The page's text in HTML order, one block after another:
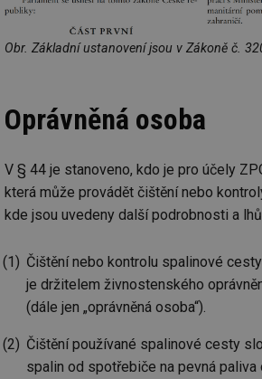
Obr. Základní ustanovení jsou v Zákoně č.
Oprávněná osoba
V § 44 je stanoveno, kdo je pro účely
která může provádět čištění nebo
kde jsou uvedeny další podrobnosti a
Čištění nebo kontrolu spalinové
je držitelem živnostenského
(dále jen „oprávněná osoba“).
Čištění používané spalinové cesty
spalin od spotřebiče na pevná paliva